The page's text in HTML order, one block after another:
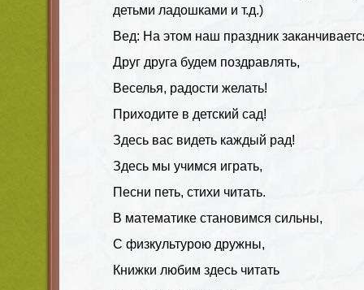
детьми ладошками и т.д.)
Вед: На этом наш праздник
Друг друга будем поздравлять,
Веселья, радости желать!
Приходите в детский сад!
Здесь вас видеть каждый рад!
Здесь мы учимся играть,
Песни петь, стихи читать.
В математике становимся сильны,
С физкультурою дружны,
Книжки любим здесь читать